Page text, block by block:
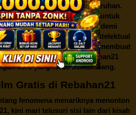
perfilman secara keseluruhan.
turut terlibat dalam upaya untuk
ilegal semacam Rebahan21 demi
bisnis dan kekayaan intelektual
kepentingan inilah yang membuat
film secara gratis diRebahan21
seru yang terus berkembang.
Gratis di Rebahan21
fenomena menariknya menonton
, kini mari telusuri sisi lain dari kisah